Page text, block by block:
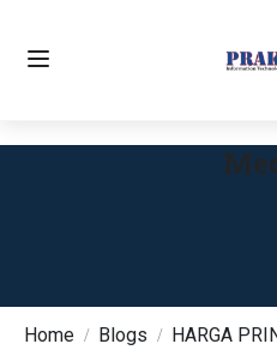
Home Blogs HARGA